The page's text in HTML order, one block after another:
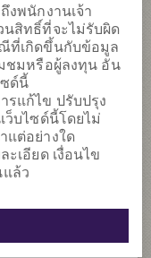
8.6707
วันที่ 5 ส.ค. 2569
6
งพนักงานเจ้า
สิทธิ์ที่จะไม่รับผิด
ที่เกิดขึ้นกับข้อมูล
ชมหรือผู้ลงทุน อัน
ซด์นี้
แก้ไข ปรับปรุง
ว็บไซด์นี้โดยไม่
แต่อย่างใด
เอียด เงื่อนไข
ล้ว